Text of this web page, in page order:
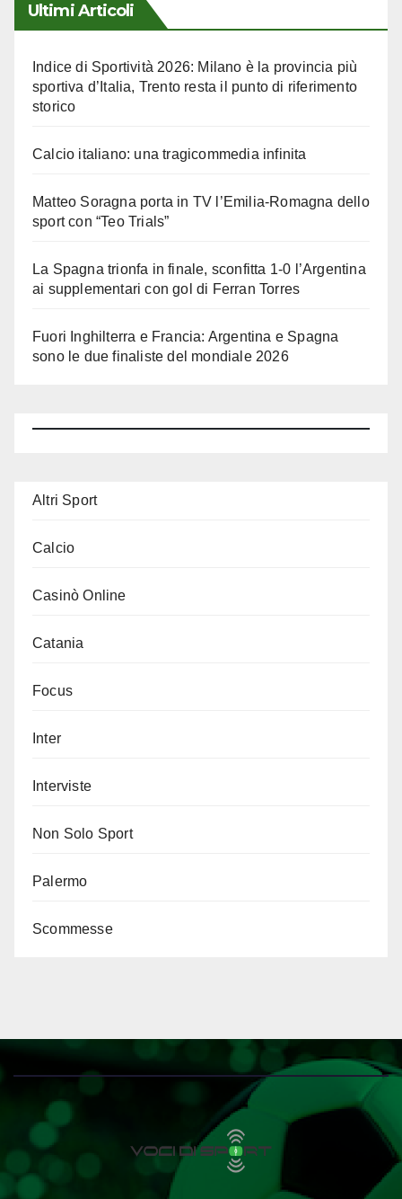
Ultimi Articoli
Indice di Sportività 2026: Milano è la provincia più
sportiva d’Italia, Trento resta il punto di riferimento
storico
Calcio italiano: una tragicommedia infinita
Matteo Soragna porta in TV l’Emilia-Romagna dello
sport con “Teo Trials”
La Spagna trionfa in finale, sconfitta 1-0 l’Argentina
ai supplementari con gol di Ferran Torres
Fuori Inghilterra e Francia: Argentina e Spagna
sono le due finaliste del mondiale 2026
Altri Sport
Calcio
Casinò Online
Catania
Focus
Inter
Interviste
Non Solo Sport
Palermo
Scommesse